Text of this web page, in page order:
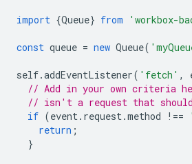
import {Queue} from 'workbox-
const queue = new Queue(
self.addEventListener( 'fetch' ,
// Add in your own criteria
// isn't a request that should
if (event. request.method !==
return ;
}